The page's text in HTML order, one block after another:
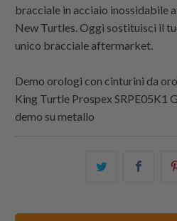
bracciale in acciaio inossidabile
New Turtles. Oggi sostituisci il
unico bracciale aftermarket.
Demo orologi con cinturini da
King Turtle Prospex SRPE05K1
demo su metallo
Condividi Share